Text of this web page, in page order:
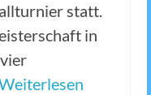
statt.
in